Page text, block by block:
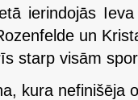
ierindojās
un
starp visām
kura nefinišēja